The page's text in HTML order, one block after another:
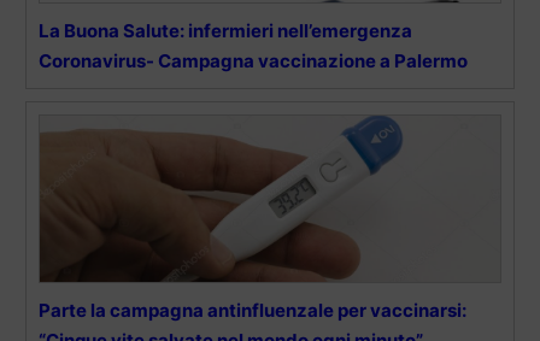
La Buona Salute: infermieri nell’emergenza
Coronavirus- Campagna vaccinazione a Palermo
Parte la campagna antinfluenzale per vaccinarsi: